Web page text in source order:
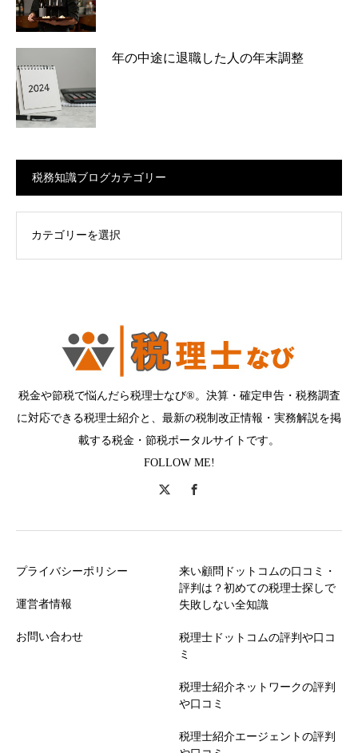
年の中途に退職した人の年末調整
税務知識ブログカテゴリー
税金や節税で悩んだら税理士なび®。決算・確定申告・税務調査
に対応できる税理士紹介と、最新の税制改正情報・実務解説を掲
載する税金・節税ポータルサイトです。
FOLLOW ME!
プライバシーポリシー
運営者情報
お問い合わせ
来い顧問ドットコムの口コミ・
評判は？初めての税理士探しで
失敗しない全知識
税理士ドットコムの評判や口コ
ミ
税理士紹介ネットワークの評判
や口コミ
税理士紹介エージェントの評判